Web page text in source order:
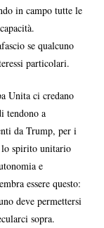
in campo tutte le
se qualcuno
particolari.
Unita ci credano
tendono a
da Trump, per i
lo spirito unitario
e
essere questo:
deve permettersi
sopra.